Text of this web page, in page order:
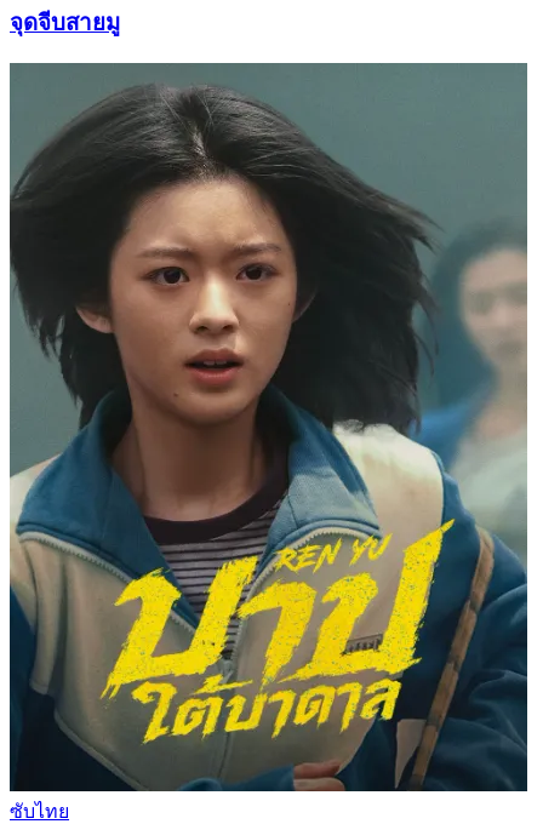
จุดจีบสายมู
ซับไทย